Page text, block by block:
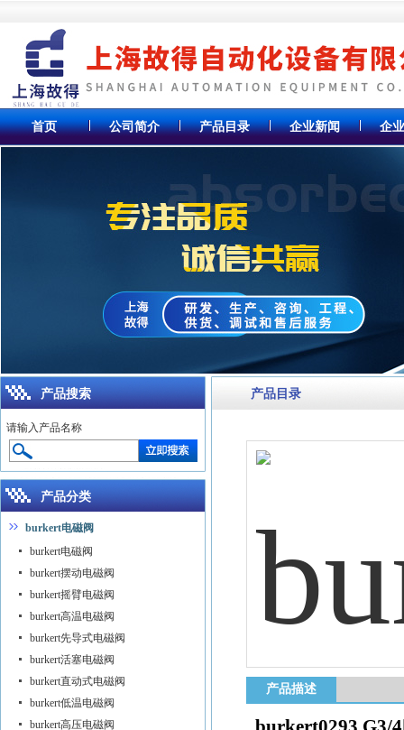
首页 公司简介 产品目录 企业新闻 企
产品目录
产品描述
产品搜索
请输入产品名称
产品分类
burkert电磁阀
burkert电磁阀
burkert摆动电磁阀
burkert摇臂电磁阀
burkert高温电磁阀
burkert先导式电磁阀
burkert活塞电磁阀
burkert直动式电磁阀
burkert低温电磁阀
burkert高压电磁阀